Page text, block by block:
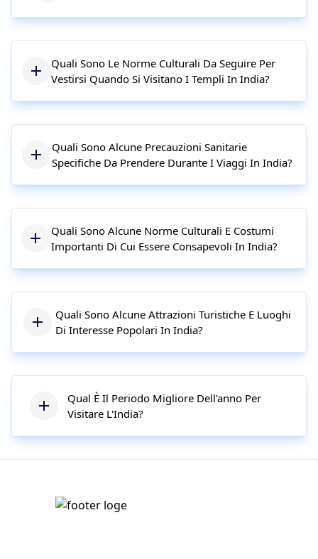
Quali Sono Le Norme Culturali Da Seguire Per
Vestirsi Quando Si Visitano I Templi In India?
Quali Sono Alcune Precauzioni Sanitarie
Specifiche Da Prendere Durante I Viaggi In India?
Quali Sono Alcune Norme Culturali E Costumi
Importanti Di Cui Essere Consapevoli In India?
Quali Sono Alcune Attrazioni Turistiche E Luoghi
Di Interesse Popolari In India?
Qual È Il Periodo Migliore Dell'anno Per
Visitare L'India?